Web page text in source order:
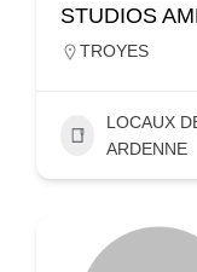
STUDIOS
TROYES
LOCAUX
ARDENNE